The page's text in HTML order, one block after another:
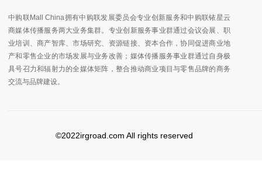
中购联Mall China拥有中购联发展委员会专业创新服务和中购联铱星云
商媒体传播服务两大业务集群。专业创新服务事业群通过会议会展、职
业培训、商产智库、市场研究、资源链接、资本合作，协同促进商业地
产和零售企业的市场发展与业务改善；媒体传播服务事业群通过自身极
具号召力和辐射力的全媒体矩阵，整合推动商业项目与零售品牌的商务
交流与品牌建设。
©2022irgroad.com All rights reserved